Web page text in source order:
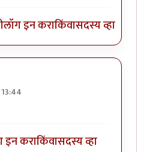
लॉग इन कराकिंवासदस्य व्हा
इन कराकिंवासदस्य व्हा